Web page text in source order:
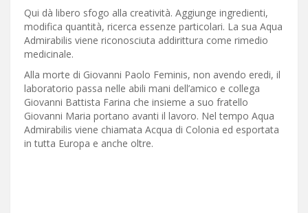
Qui dà libero sfogo alla creatività. Aggiunge ingredienti,
modifica quantità, ricerca essenze particolari. La sua Aqua
Admirabilis viene riconosciuta addirittura come rimedio
medicinale.
Alla morte di Giovanni Paolo Feminis, non avendo eredi, il
laboratorio passa nelle abili mani dell’amico e collega
Giovanni Battista Farina che insieme a suo fratello
Giovanni Maria portano avanti il lavoro. Nel tempo Aqua
Admirabilis viene chiamata Acqua di Colonia ed esportata
in tutta Europa e anche oltre.